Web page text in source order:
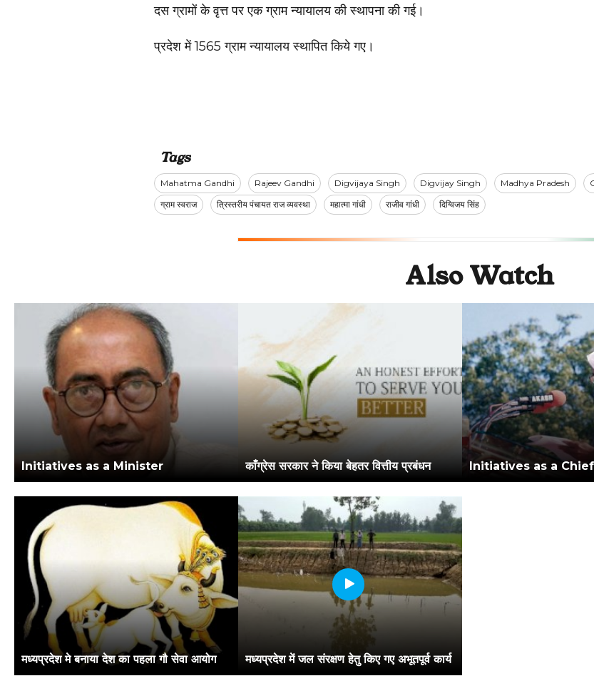
दस ग्रामों के वृत्त पर एक ग्राम न्यायालय की स्थापना की गई।
प्रदेश में 1565 ग्राम न्यायालय स्थापित किये गए।
Tags
Mahatma Gandhi Rajeev Gandhi Digvijaya Singh Digvijay Singh Madhya Pradesh
ग्राम स्वराज
त्रिस्तरीय पंचायत राज व्यवस्था महात्मा गांधी राजीव गांधी दिग्विजय सिंह
Also Watch
Initiatives as a Minister काँग्रेस सरकार ने किया बेहतर वित्तीय प्रबंधन Initiatives as a
मध्यप्रदेश मे बनाया देश का पहला गौ सेवा आयोग मध्यप्रदेश में जल संरक्षण हेतु किए गए अभूतपूर्व कार्य